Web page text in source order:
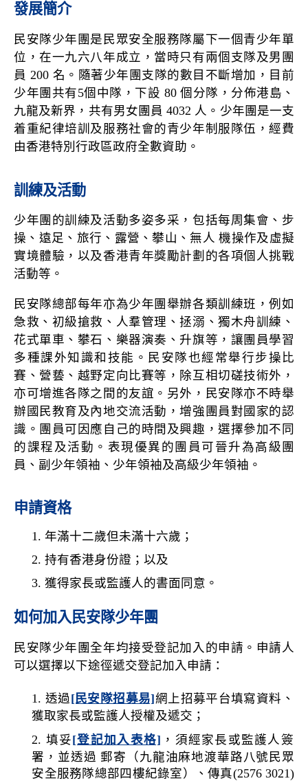
發展簡介
民安隊少年團是民眾安全服務隊屬下一個青少年單
位，在一九六八年成立，當時只有兩個支隊及男團
員 200 名。隨著少年團支隊的數目不斷增加，目前
少年團共有5個中隊，下設 80 個分隊，分佈港島、
九龍及新界，共有男女團員 4032 人。少年團是一支
着重紀律培訓及服務社會的青少年制服隊伍，經費
由香港特別行政區政府全數資助。
訓練及活動
少年團的訓練及活動多姿多采，包括每周集會、步
操、遠足、旅行、露營、攀山、無人 機操作及虛擬
實境體驗，以及香港青年獎勵計劃的各項個人挑戰
活動等。
民安隊總部每年亦為少年團舉辦各類訓練班，例如
急救、初級搶救、人羣管理、拯溺、獨木舟訓練、
花式單車、攀石、樂器演奏、升旗等，讓團員學習
多種課外知識和技能。民安隊也經常舉行步操比
賽、營兿、越野定向比賽等，除互相切磋技術外，
亦可增進各隊之間的友誼。另外，民安隊亦不時舉
辦國民教育及內地交流活動，增強團員對國家的認
識。團員可因應自己的時間及興趣，選擇參加不同
的課程及活動。表現優異的團員可晉升為高級團
員、副少年領袖、少年領袖及高級少年領袖。
申請資格
年滿十二歲但未滿十六歲；
持有香港身份證；以及
獲得家長或監護人的書面同意。
如何加入民安隊少年團
民安隊少年團全年均接受登記加入的申請。申請人
可以選擇以下途徑遞交登記加入申請：
透過[民安隊招募易]網上招募平台填寫資料、
獲取家長或監護人授權及遞交；
填妥[登記加入表格] ，須經家長或監護人簽
署，並透過 郵寄（九龍油麻地渡華路八號民眾
安全服務隊總部四樓紀錄室）、傳真(2576 3021)